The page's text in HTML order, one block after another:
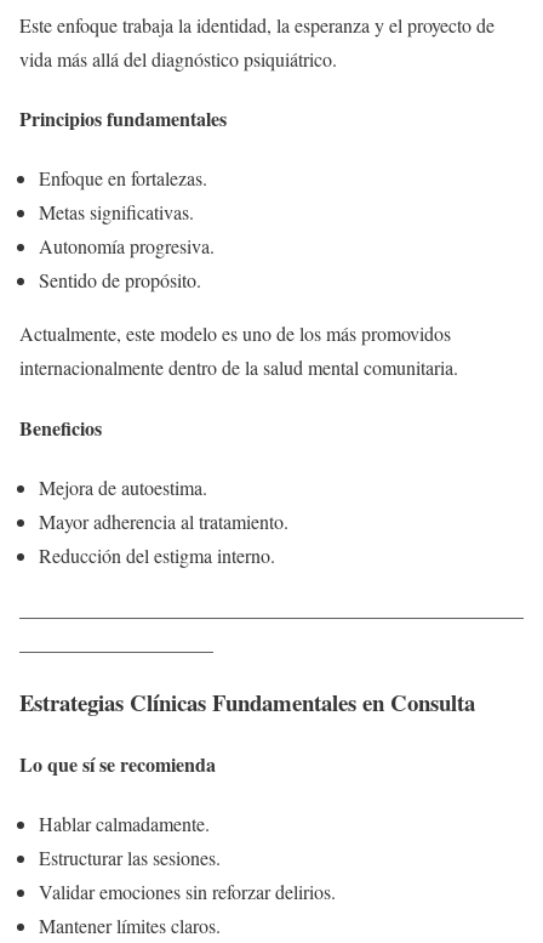
Este enfoque trabaja la identidad, la esperanza y el proyecto de
vida más allá del diagnóstico psiquiátrico.
Principios fundamentales
Enfoque en fortalezas.
Metas significativas.
Autonomía progresiva.
Sentido de propósito.
Actualmente, este modelo es uno de los más promovidos
internacionalmente dentro de la salud mental comunitaria.
Beneficios
Mejora de autoestima.
Mayor adherencia al tratamiento.
Reducción del estigma interno.
Estrategias Clínicas Fundamentales en Consulta
Lo que sí se recomienda
Hablar calmadamente.
Estructurar las sesiones.
Validar emociones sin reforzar delirios.
Mantener límites claros.